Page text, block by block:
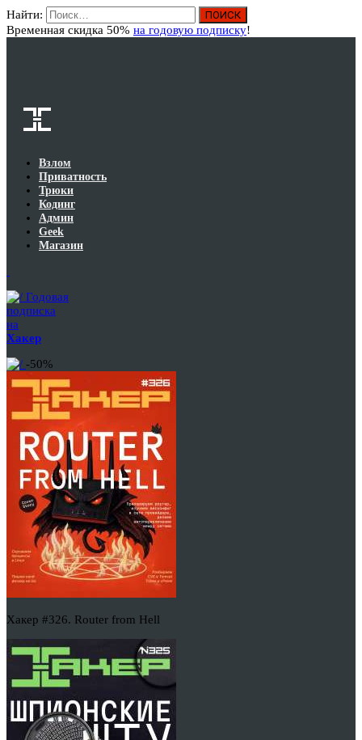
Найти:
Временная скидка 50% на годовую подписку!
Взлом
Приватность
Трюки
Кодинг
Админ
Geek
Магазин
Годовая
подписка
на
Хакер
-50%
Хакер #326. Router from Hell